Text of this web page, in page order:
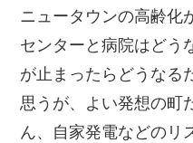
ニュータウンの高齢化
センターと病院はどう
が止まったらどうなる
思うが、よい発想の町
ん、自家発電などのリ